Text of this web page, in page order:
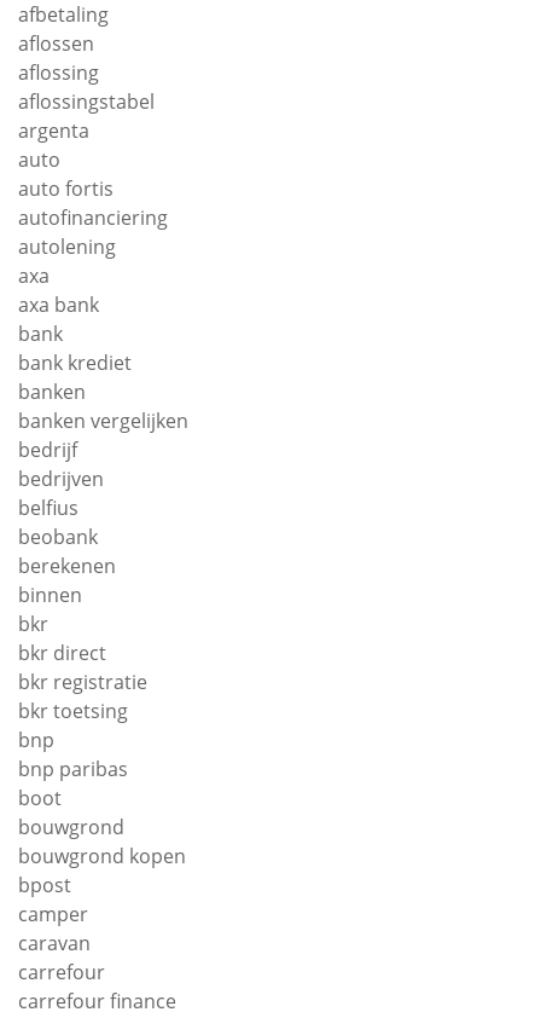
afbetaling
aflossen
aflossing
aflossingstabel
argenta
auto
auto fortis
autofinanciering
autolening
axa
axa bank
bank
bank krediet
banken
banken vergelijken
bedrijf
bedrijven
belfius
beobank
berekenen
binnen
bkr
bkr direct
bkr registratie
bkr toetsing
bnp
bnp paribas
boot
bouwgrond
bouwgrond kopen
bpost
camper
caravan
carrefour
carrefour finance